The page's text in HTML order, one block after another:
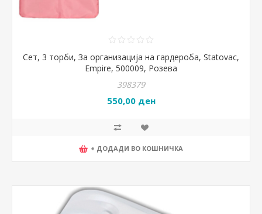
Сет, 3 торби, За организација на гардероба, Statovac,
Empire, 500009, Розева
398379
550,00 ден
+ ДОДАДИ ВО КОШНИЧКА